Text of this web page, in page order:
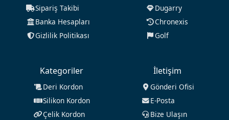
Sipariş Takibi
Banka Hesapları
Gizlilik Politikası
Dugarry
Chronexis
Golf
Kategoriler
Deri Kordon
Silikon Kordon
Çelik Kordon
İletişim
Gönderi Ofisi
E-Posta
Bize Ulaşın